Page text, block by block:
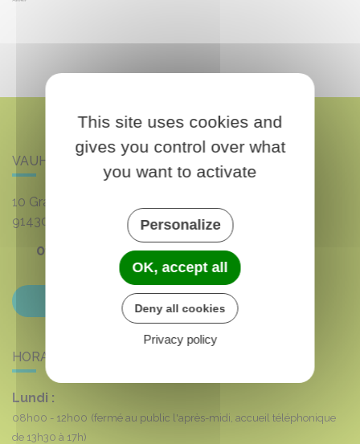
VAUHALLAN
10 Grande rue du 8 mai 1945
91430
VAUHALLAN
01 69 35 53 00
Contactez-nous
HORAIRES DE LA MAIRIE
Lundi :
08h00 - 12h00 (fermé au public l'après-midi, accueil téléphonique
de 13h30 à 17h)
This site uses cookies and
gives you control over what
you want to activate
Personalize
OK, accept all
Deny all cookies
Privacy policy